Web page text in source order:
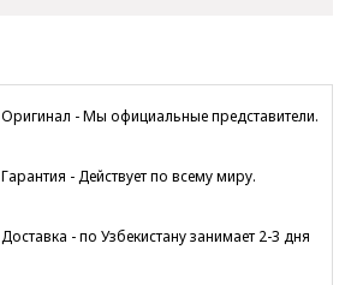
Оригинал - Мы официальные представители.
Гарантия - Действует по всему миру.
Доставка - по Узбекистану занимает 2-3 дня